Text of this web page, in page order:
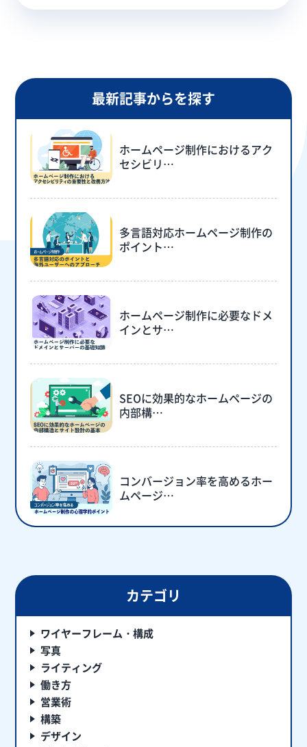
最新記事からを探す
ホームページ制作におけるアク
セシビリ…
多言語対応ホームページ制作の
ポイント…
ホームページ制作に必要なドメ
インとサ…
SEOに効果的なホームページの
内部構…
コンバージョン率を高めるホー
ムページ…
カテゴリ
ワイヤーフレーム・構成
写真
ライティング
働き方
営業術
構築
デザイン